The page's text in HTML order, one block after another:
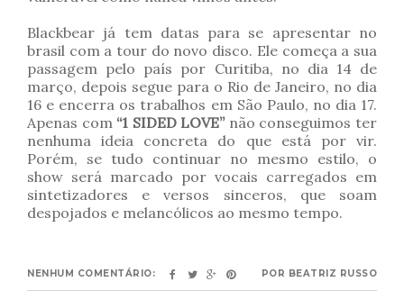
Blackbear já tem datas para se apresentar no
brasil com a tour do novo disco. Ele começa a sua
passagem pelo país por Curitiba, no dia 14 de
março, depois segue para o Rio de Janeiro, no dia
16 e encerra os trabalhos em São Paulo, no dia 17.
Apenas com “1 SIDED LOVE”não conseguimos ter
nenhuma ideia concreta do que está por vir.
Porém, se tudo continuar no mesmo estilo, o
show será marcado por vocais carregados em
sintetizadores e versos sinceros, que soam
despojados e melancólicos ao mesmo tempo.
NENHUM COMENTÁRIO: POR BEATRIZ RUSSO